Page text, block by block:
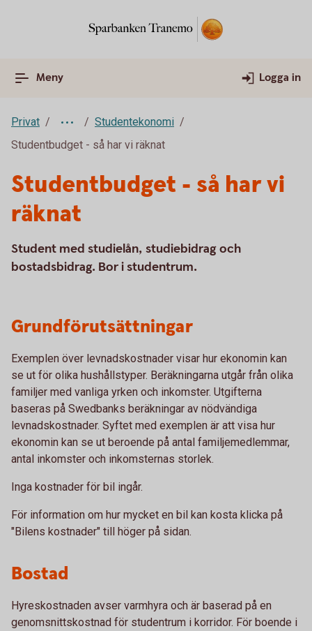
Meny Logga in
Privat
Studentekonomi
Studentbudget - så har vi räknat
Studentbudget - så har vi
räknat
Student med studielån, studiebidrag och
bostadsbidrag. Bor i studentrum.
Grundförutsättningar
Exemplen över levnadskostnader visar hur ekonomin kan
se ut för olika hushållstyper. Beräkningarna utgår från olika
familjer med vanliga yrken och inkomster. Utgifterna
baseras på Swedbanks beräkningar av nödvändiga
levnadskostnader. Syftet med exemplen är att visa hur
ekonomin kan se ut beroende på antal familjemedlemmar,
antal inkomster och inkomsternas storlek.
Inga kostnader för bil ingår.
För information om hur mycket en bil kan kosta klicka på
"Bilens kostnader" till höger på sidan.
Bostad
Hyreskostnaden avser varmhyra och är baserad på en
genomsnittskostnad för studentrum i korridor. För boende i